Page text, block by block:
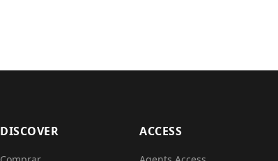
DISCOVER ACCESS